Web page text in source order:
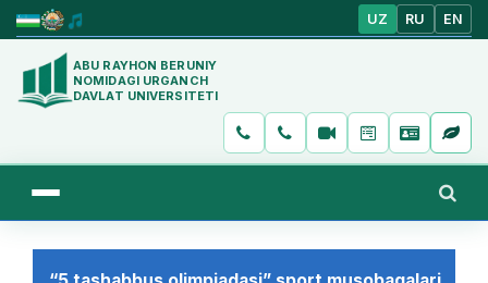
UZ RU EN
ABU RAYHON BERUNIY
NOMIDAGI URGANCH
DAVLAT UNIVERSITETI